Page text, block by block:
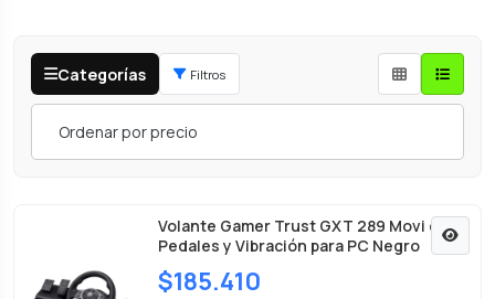
Categorías Filtros
Ordenar por precio
Volante Gamer Trust GXT 289 Movi con
Pedales y Vibración para PC Negro
$185.410